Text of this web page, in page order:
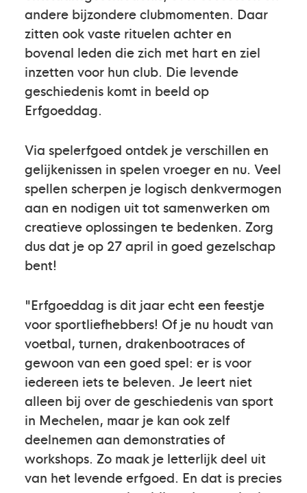
andere bijzondere clubmomenten. Daar
zitten ook vaste rituelen achter en
bovenal leden die zich met hart en ziel
inzetten voor hun club. Die levende
geschiedenis komt in beeld op
Erfgoeddag.
Via spelerfgoed ontdek je verschillen en
gelijkenissen in spelen vroeger en nu. Veel
spellen scherpen je logisch denkvermogen
aan en nodigen uit tot samenwerken om
creatieve oplossingen te bedenken. Zorg
dus dat je op 27 april in goed gezelschap
bent!
"Erfgoeddag is dit jaar echt een feestje
voor sportliefhebbers! Of je nu houdt van
voetbal, turnen, drakenbootraces of
gewoon van een goed spel: er is voor
iedereen iets te beleven. Je leert niet
alleen bij over de geschiedenis van sport
in Mechelen, maar je kan ook zelf
deelnemen aan demonstraties of
workshops. Zo maak je letterlijk deel uit
van het levende erfgoed. En dat is precies